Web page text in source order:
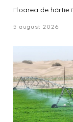
Floarea de hârtie
5 august 2026